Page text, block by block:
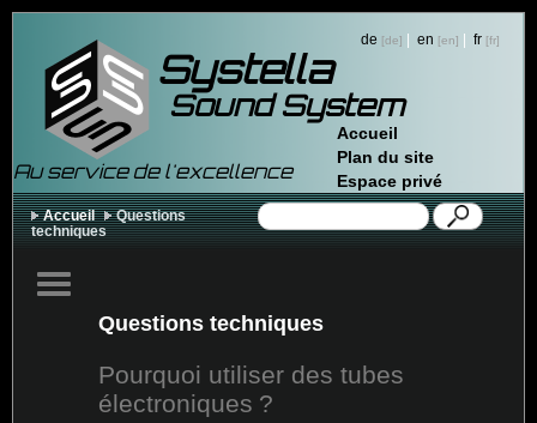
Systella
Au service de l'excellence
Sound System
de | en | fr
Accueil
Plan du site
Espace privé
Accueil
Questions
techniques
Questions techniques
Pourquoi utiliser des tubes
électroniques ?